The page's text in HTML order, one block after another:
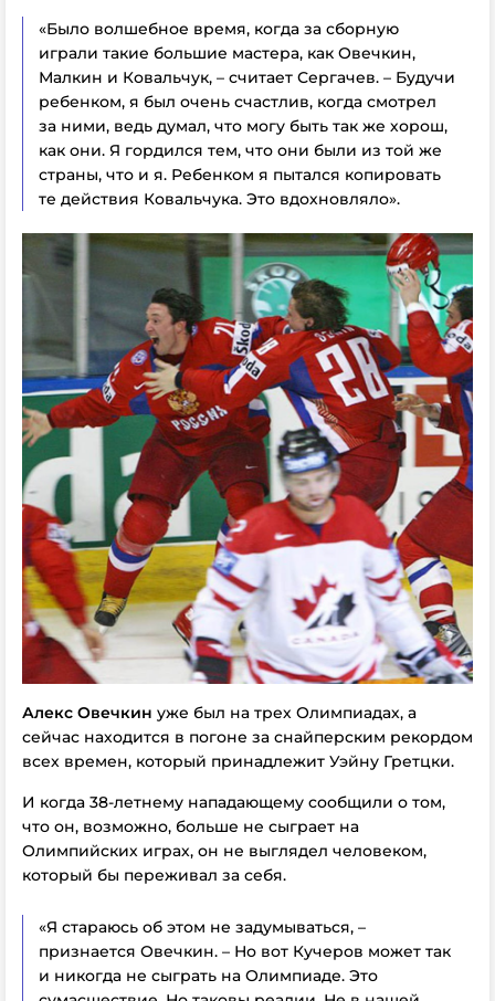
«Было волшебное время, когда за сборную
играли такие большие мастера, как Овечкин,
Малкин и Ковальчук, – считает Сергачев. – Будучи
ребенком, я был очень счастлив, когда смотрел
за ними, ведь думал, что могу быть так же хорош,
как они. Я гордился тем, что они были из той же
страны, что и я. Ребенком я пытался копировать
те действия Ковальчука. Это вдохновляло».
Алекс Овечкин уже был на трех Олимпиадах, а
сейчас находится в погоне за снайперским рекордом
всех времен, который принадлежит Уэйну Гретцки.
И когда 38-летнему нападающему сообщили о том,
что он, возможно, больше не сыграет на
Олимпийских играх, он не выглядел человеком,
который бы переживал за себя.
«Я стараюсь об этом не задумываться, –
признается Овечкин. – Но вот Кучеров может так
и никогда не сыграть на Олимпиаде. Это